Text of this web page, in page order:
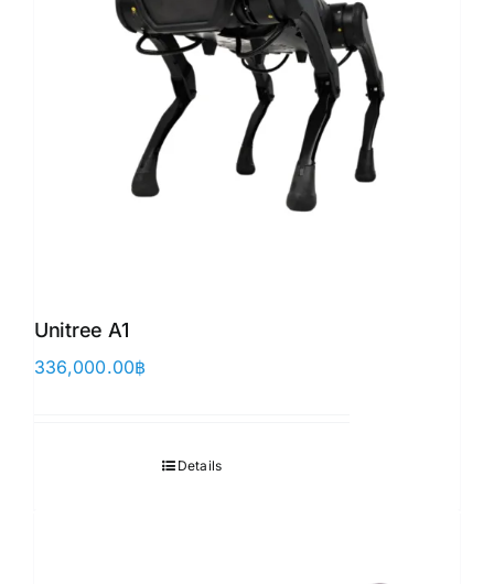
Unitree A1
336,000.00฿
Details